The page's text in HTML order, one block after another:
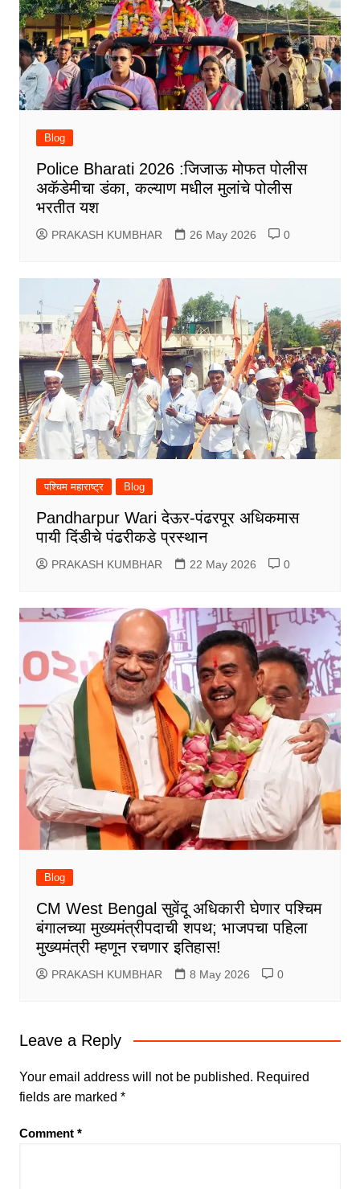
Blog
Police Bharati 2026 :जिजाऊ मोफत पोलीस
अकॅडेमीचा डंका, कल्याण मधील मुलांचे पोलीस
भरतीत यश
PRAKASH KUMBHAR 26 May 2026 0
पश्चिम महाराष्ट्र Blog
Pandharpur Wari देऊर-पंढरपूर अधिकमास
पायी दिंडीचे पंढरीकडे प्रस्थान
PRAKASH KUMBHAR 22 May 2026 0
Blog
CM West Bengal सुवेंदू अधिकारी घेणार पश्चिम
बंगालच्या मुख्यमंत्रीपदाची शपथ; भाजपचा पहिला
मुख्यमंत्री म्हणून रचणार इतिहास!
PRAKASH KUMBHAR 8 May 2026 0
Leave a Reply
Your email address will not be published. Required
fields are marked *
Comment *